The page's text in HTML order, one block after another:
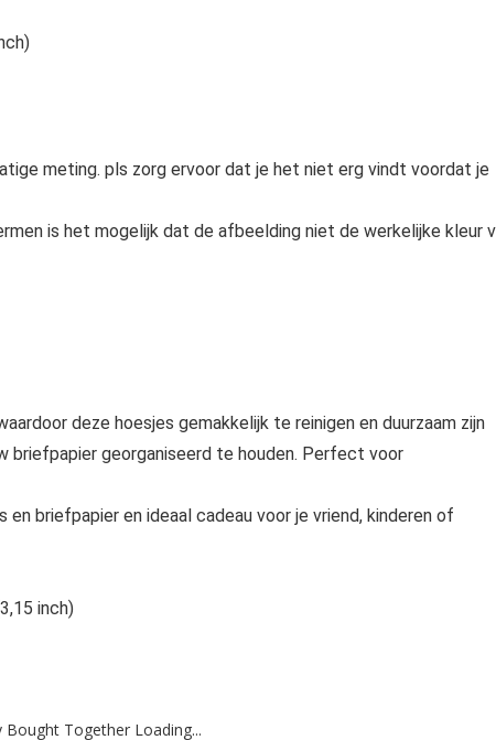
meting. pls zorg ervoor dat je het niet erg vindt voordat je
is het mogelijk dat de afbeelding niet de werkelijke kleur
deze hoesjes gemakkelijk te reinigen en duurzaam zijn
briefpapier georganiseerd te houden. Perfect voor
briefpapier en ideaal cadeau voor je vriend, kinderen of
inch)
Bought Together Loading...